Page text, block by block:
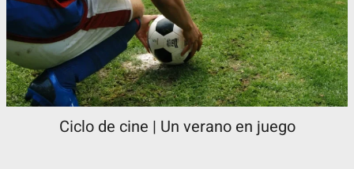
Ciclo de cine | Un verano en juego